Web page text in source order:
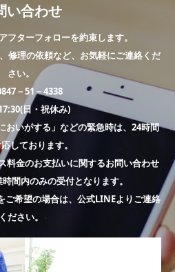
い合わせ
フターフォローを約束します。
修理の依頼など、お気軽にご連絡くだ
さい。
－51－4338
日・祝休み)
おいがする」などの緊急時は、24時間
しております。
料金のお支払いに関するお問い合わせ
間内のみの受付となります。
希望の場合は、公式LINEよりご連絡
ください。